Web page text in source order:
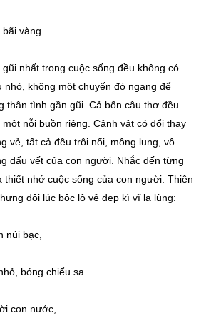
vàng.
nhất trong cuộc sống đều không có.
nhỏ, không một chuyến đò ngang để
thân tình gần gũi. Cả bốn câu thơ đều
nỗi buồn riêng. Cảnh vật có đổi thay
vẻ, tất cả đều trôi nổi, mông lung, vô
dấu vết của con người. Nhắc đến từng
thiết nhớ cuộc sống của con người. Thiên
đôi lúc bộc lộ vẻ đẹp kì vĩ lạ lùng:
núi bạc,
bóng chiểu sa.
con nước,